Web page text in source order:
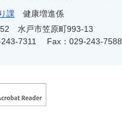
課
健康増進係
水戸市笠原町993-13
7311
Fax：029-243-7588